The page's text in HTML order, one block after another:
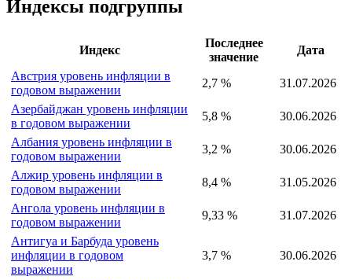
Индексы подгруппы
Индекс
Последнее
значение
Дата
Австрия уровень инфляции в
годовом выражении
2,7 %
31.07.2026
Азербайджан уровень инфляции
в годовом выражении
5,8 %
30.06.2026
Албания уровень инфляции в
годовом выражении
3,2 %
30.06.2026
Алжир уровень инфляции в
годовом выражении
8,4 %
31.05.2026
Ангола уровень инфляции в
годовом выражении
9,33 %
31.07.2026
Антигуа и Барбуда уровень
инфляции в годовом
выражении
3,7 % 30.06.2026